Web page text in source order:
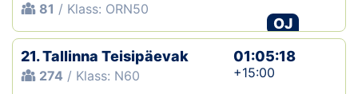
81 / Klass: ORN50
OJ
21. Tallinna Teisipäevak
274 / Klass: N60
01:05:18
+15:00